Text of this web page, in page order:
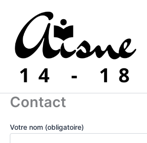
contenu
Contact
Votre nom (obligatoire)